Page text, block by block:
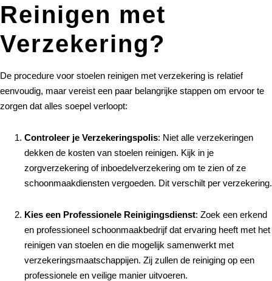
Reinigen met
Verzekering?
De procedure voor stoelen reinigen met verzekering is relatief
eenvoudig, maar vereist een paar belangrijke stappen om ervoor te
zorgen dat alles soepel verloopt:
Controleer je Verzekeringspolis: Niet alle verzekeringen
dekken de kosten van stoelen reinigen. Kijk in je
zorgverzekering of inboedelverzekering om te zien of ze
schoonmaakdiensten vergoeden. Dit verschilt per verzekering.
Kies een Professionele Reinigingsdienst: Zoek een erkend
en professioneel schoonmaakbedrijf dat ervaring heeft met het
reinigen van stoelen en die mogelijk samenwerkt met
verzekeringsmaatschappijen. Zij zullen de reiniging op een
professionele en veilige manier uitvoeren.